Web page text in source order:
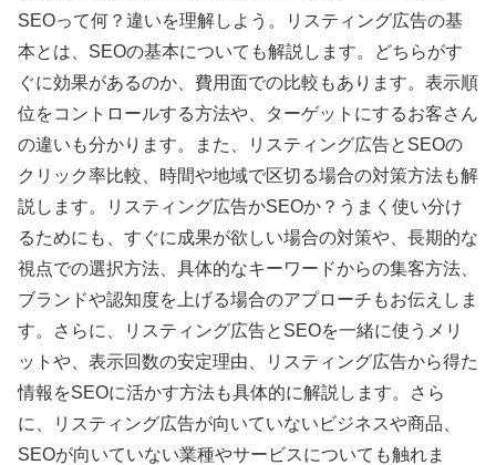
SEOって何？違いを理解しよう。リスティング広告の基
本とは、SEOの基本についても解説します。どちらがす
ぐに効果があるのか、費用面での比較もあります。表示順
位をコントロールする方法や、ターゲットにするお客さん
の違いも分かります。また、リスティング広告とSEOの
クリック率比較、時間や地域で区切る場合の対策方法も解
説します。リスティング広告かSEOか？うまく使い分け
るためにも、すぐに成果が欲しい場合の対策や、長期的な
視点での選択方法、具体的なキーワードからの集客方法、
ブランドや認知度を上げる場合のアプローチもお伝えしま
す。さらに、リスティング広告とSEOを一緒に使うメリ
ットや、表示回数の安定理由、リスティング広告から得た
情報をSEOに活かす方法も具体的に解説します。さら
に、リスティング広告が向いていないビジネスや商品、
SEOが向いていない業種やサービスについても触れま